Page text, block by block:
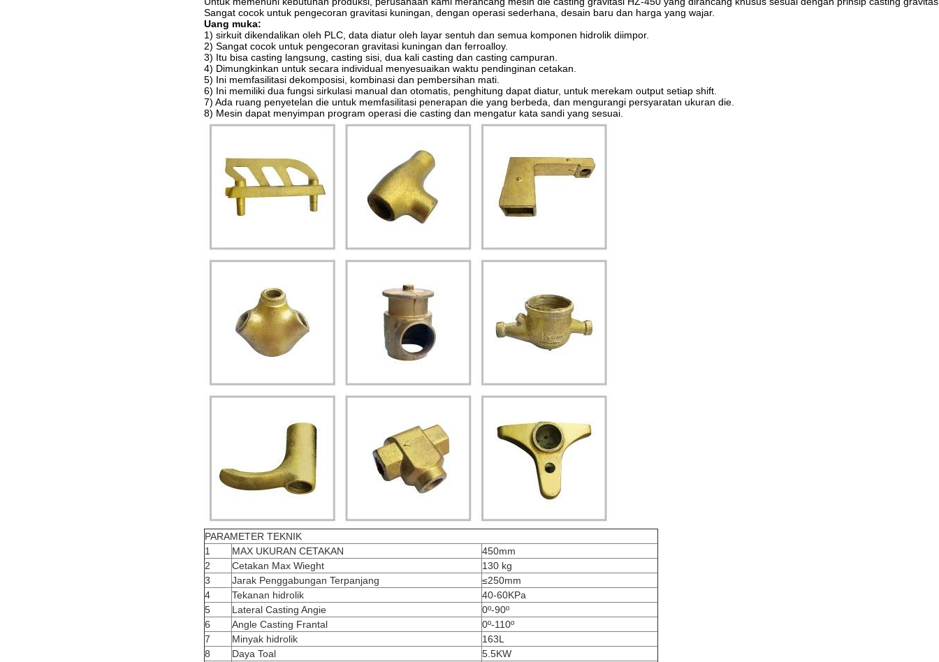
Sangat cocok untuk pengecoran gravitasi kuningan, dengan operasi sederhana, desain baru dan harga yang wajar.
Uang muka:
1) sirkuit dikendalikan oleh PLC, data diatur oleh layar sentuh dan semua komponen hidrolik diimpor.
2) Sangat cocok untuk pengecoran gravitasi kuningan dan ferroalloy.
3) Itu bisa casting langsung, casting sisi, dua kali casting dan casting campuran.
4) Dimungkinkan untuk secara individual menyesuaikan waktu pendinginan cetakan.
5) Ini memfasilitasi dekomposisi, kombinasi dan pembersihan mati.
6) Ini memiliki dua fungsi sirkulasi manual dan otomatis, penghitung dapat diatur, untuk merekam output setiap shift.
7) Ada ruang penyetelan die untuk memfasilitasi penerapan die yang berbeda, dan mengurangi persyaratan ukuran die.
8) Mesin dapat menyimpan program operasi die casting dan mengatur kata sandi yang sesuai.
PARAMETER TEKNIK
1
MAX UKURAN CETAKAN
450mm
2
Cetakan Max Wieght
130 kg
3
Jarak Penggabungan Terpanjang
≤250mm
4
Tekanan hidrolik
40-60KPa
5
Lateral Casting Angie
0º-90º
6
Angle Casting Frantal
0º-110º
7
Minyak hidrolik
163L
8
Daya Toal
5.5KW